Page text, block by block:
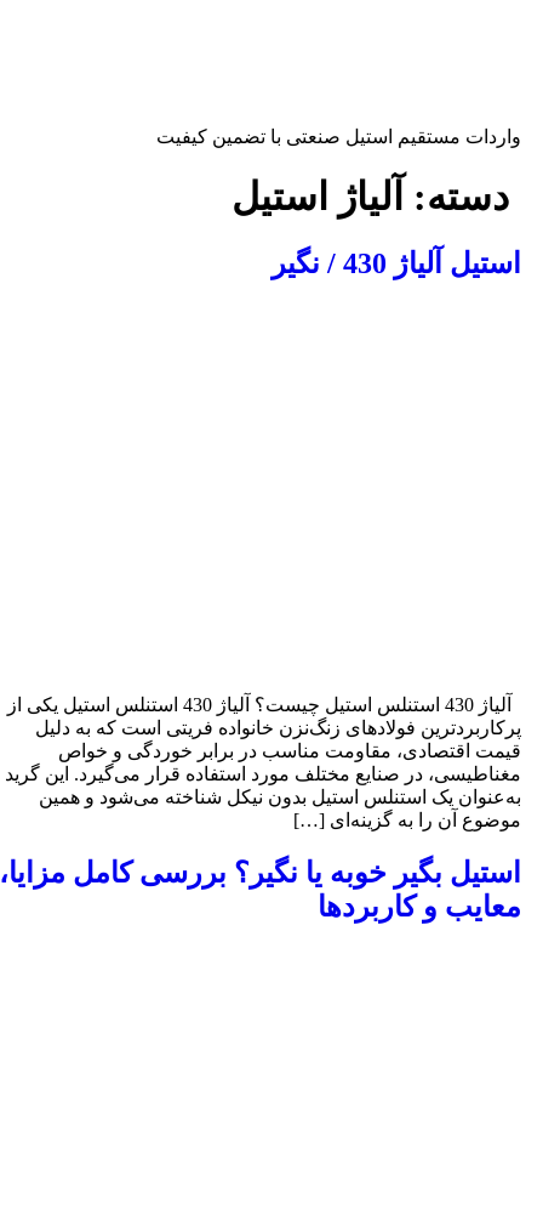
مستقیم استیل صنعتی با تضمین کیفیت
دسته:آلیاژ استیل
آلیاژ 430 / نگیر
آلیاژ 430 استنلس استیل چیست؟ آلیاژ 430 استنلس استیل یکی از
فولادهای زنگ‌نزن خانواده فریتی است که به دلیل
اقتصادی، مقاومت مناسب در برابر خوردگی و خواص
در صنایع مختلف مورد استفاده قرار می‌گیرد. این گرید
یک استنلس استیل بدون نیکل شناخته می‌شود و همین
آن را به گزینه‌ای […]
بگیر خوبه یا نگیر؟ بررسی کامل مزایا،
و کاربردها